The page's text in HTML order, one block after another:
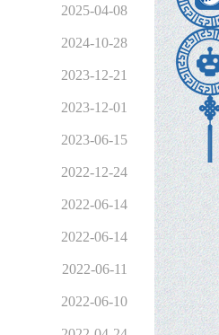
2025-04-08
2024-10-28
2023-12-21
2023-12-01
2023-06-15
2022-12-24
2022-06-14
2022-06-14
2022-06-11
2022-06-10